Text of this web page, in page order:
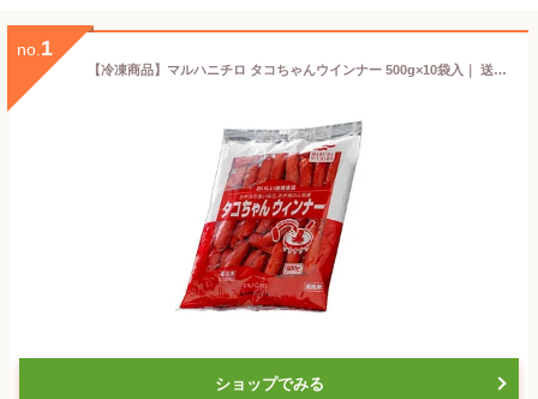
no. 1
【冷凍商品】マルハニチロ タコちゃんウインナー 500g×10袋入｜ 送料無料 冷凍食品 送料無料 ウインナー おかず
ショップでみる